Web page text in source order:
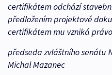
certifikátem odchází
předložením projektové
certifikátem mu vzniká
předseda zvláštního senátu
Michal Mazanec